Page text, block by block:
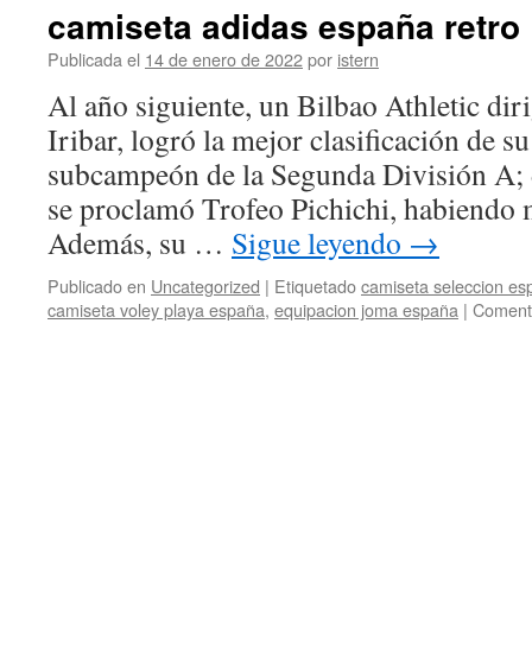
camiseta adidas españa retro
Publicada el 14 de enero de 2022por istern
Al año siguiente, un Bilbao Athletic
Iribar, logró la mejor clasificación de
subcampeón de la Segunda División
se proclamó Trofeo Pichichi, habiendo
Además, su … Sigue leyendo →
Publicado en Uncategorized | Etiquetadocamiseta seleccion
camiseta voley playa españa, equipacion joma españa |